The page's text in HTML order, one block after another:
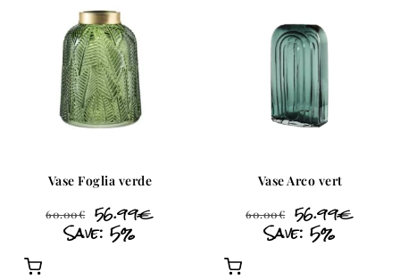
Vase Foglia verde
60.00€ 56.99€
Save: 5%
Vase Arco vert
60.00€ 56.99€
Save: 5%